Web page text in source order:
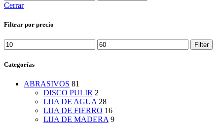
Cerrar
Filtrar por precio
Min
price
Max
price
Filter
Categorías
ABRASIVOS 81
DISCO PULIR 2
LIJA DE AGUA 28
LIJA DE FIERRO 16
LIJA DE MADERA 9